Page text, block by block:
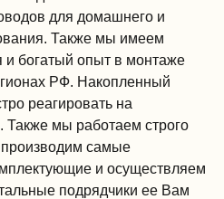
для домашнего и
Также мы имеем
богатый опыт в монтаже
РФ. Накопленный
реагировать на
Также мы работаем строго
производим самые
и осуществляем
подрядчики ее Вам